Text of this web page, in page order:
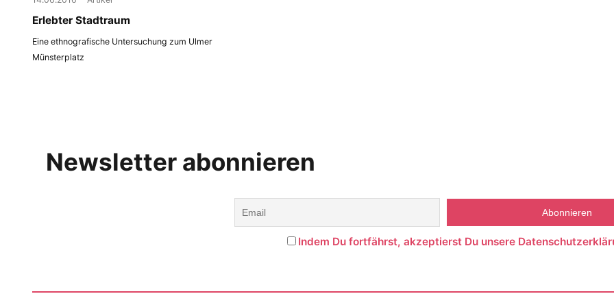
Erlebter Stadtraum
Eine ethnografische Untersuchung zum Ulmer
Münsterplatz
Newsletter abonnieren
Indem Du fortfährst, akzeptierst Du unsere